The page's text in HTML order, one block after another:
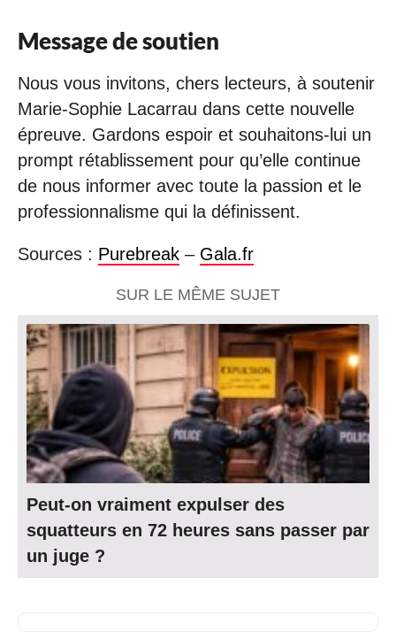
Message de soutien
Nous vous invitons, chers lecteurs, à soutenir
Marie-Sophie Lacarrau dans cette nouvelle
épreuve. Gardons espoir et souhaitons-lui un
prompt rétablissement pour qu’elle continue
de nous informer avec toute la passion et le
professionnalisme qui la définissent.
Sources : Purebreak – Gala.fr
SUR LE MÊME SUJET
Peut-on vraiment expulser des
squatteurs en 72 heures sans passer par
un juge ?